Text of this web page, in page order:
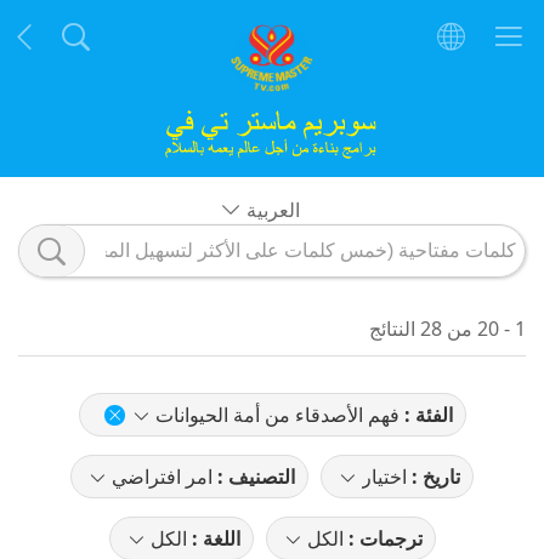
العربية
1 - 20 من 28 النتائج
الفئة : فهم الأصدقاء من أمة الحيوانات
تاريخ : اختيار التصنيف : امر افتراضي
ترجمات : الكل اللغة : الكل